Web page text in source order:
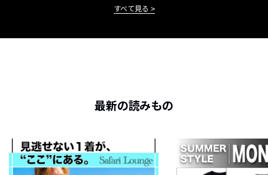
すべて見る
最新の読みもの